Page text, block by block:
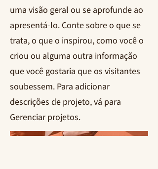
uma visão geral ou se aprofunde ao
apresentá-lo. Conte sobre o que se
trata, o que o inspirou, como você o
criou ou alguma outra informação
que você gostaria que os visitantes
soubessem. Para adicionar
descrições de projeto, vá para
Gerenciar projetos.